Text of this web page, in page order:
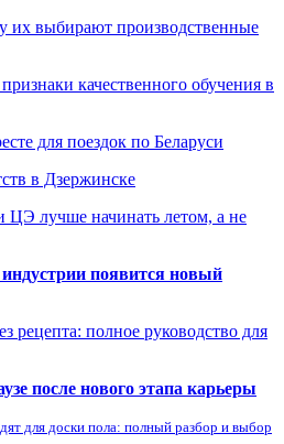
их выбирают производственные
качественного обучения в
для поездок по Беларуси
в Дзержинске
лучше начинать летом, а не
появится новый
рецепта: полное руководство для
после нового этапа карьеры
для доски пола: полный разбор и выбор